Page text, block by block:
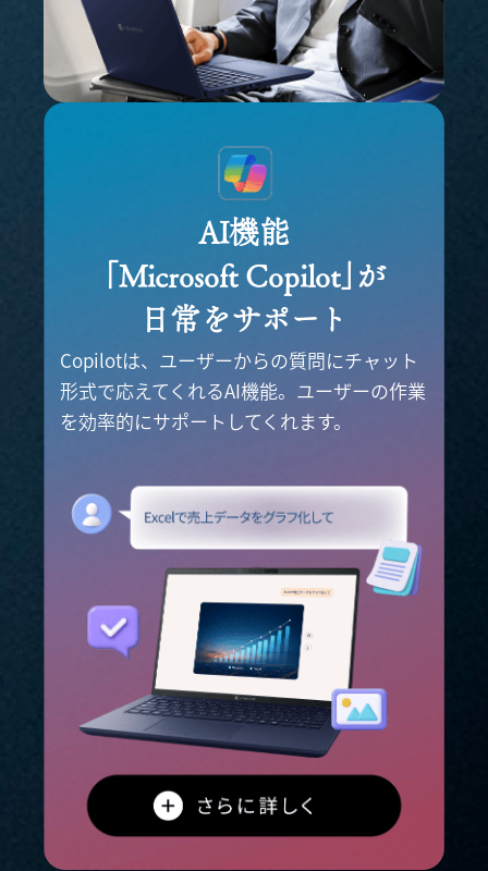
AI機能
｢Microsoft Copilot｣が
日常をサポート
Copilotは、ユーザーからの質問にチャット
形式で応えてくれるAI機能。 ユーザーの作業
を効率的にサポートしてくれます。